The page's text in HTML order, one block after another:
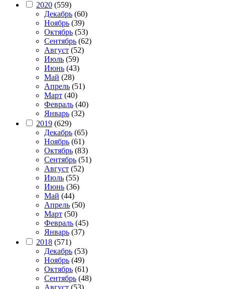
2020 (559)
Декабрь (60)
Ноябрь (39)
Октябрь (53)
Сентябрь (62)
Август (52)
Июль (59)
Июнь (43)
Май (28)
Апрель (51)
Март (40)
Февраль (40)
Январь (32)
2019 (629)
Декабрь (65)
Ноябрь (61)
Октябрь (83)
Сентябрь (51)
Август (52)
Июль (55)
Июнь (36)
Май (44)
Апрель (50)
Март (50)
Февраль (45)
Январь (37)
2018 (571)
Декабрь (53)
Ноябрь (49)
Октябрь (61)
Сентябрь (48)